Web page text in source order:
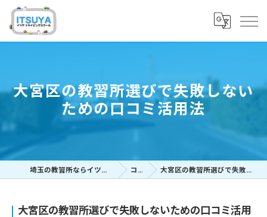
大宮区の教習所選びで失敗しない
ための口コミ活用法
埼玉の教習所ならイツヤドライビングスクール コラム 大宮区の教習所選びで失敗しないための口コミ活用法
大宮区の教習所選びで失敗しないための口コミ活用